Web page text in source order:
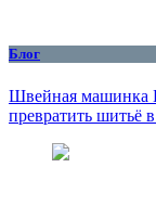
Блог
Швейная машинка
превратить шитьё